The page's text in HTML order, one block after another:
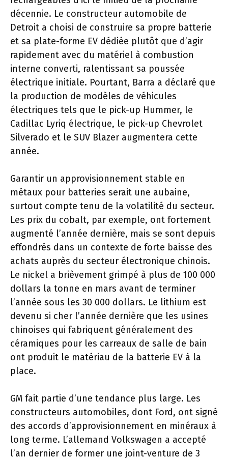
décennie. Le constructeur automobile de
Detroit a choisi de construire sa propre batterie
et sa plate-forme EV dédiée plutôt que d’agir
rapidement avec du matériel à combustion
interne converti, ralentissant sa poussée
électrique initiale. Pourtant, Barra a déclaré que
la production de modèles de véhicules
électriques tels que le pick-up Hummer, le
Cadillac Lyriq électrique, le pick-up Chevrolet
Silverado et le SUV Blazer augmentera cette
année.
Garantir un approvisionnement stable en
métaux pour batteries serait une aubaine,
surtout compte tenu de la volatilité du secteur.
Les prix du cobalt, par exemple, ont fortement
augmenté l’année dernière, mais se sont depuis
effondrés dans un contexte de forte baisse des
achats auprès du secteur électronique chinois.
Le nickel a brièvement grimpé à plus de 100 000
dollars la tonne en mars avant de terminer
l’année sous les 30 000 dollars. Le lithium est
devenu si cher l’année dernière que les usines
chinoises qui fabriquent généralement des
céramiques pour les carreaux de salle de bain
ont produit le matériau de la batterie EV à la
place.
GM fait partie d’une tendance plus large. Les
constructeurs automobiles, dont Ford, ont signé
des accords d’approvisionnement en minéraux à
long terme. L’allemand Volkswagen a accepté
l’an dernier de former une joint-venture de 3